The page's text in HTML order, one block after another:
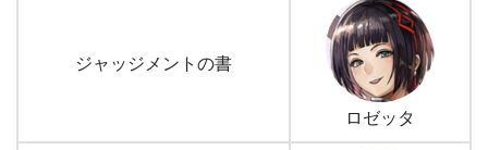
ジャッジメントの書
ロゼッタ